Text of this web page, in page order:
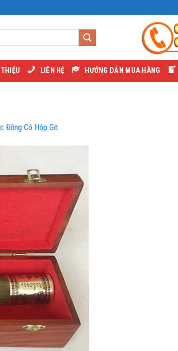
LIÊN HỆ HƯỚNG DẪN MUA HÀNG
Đồng Có Hộp Gỗ